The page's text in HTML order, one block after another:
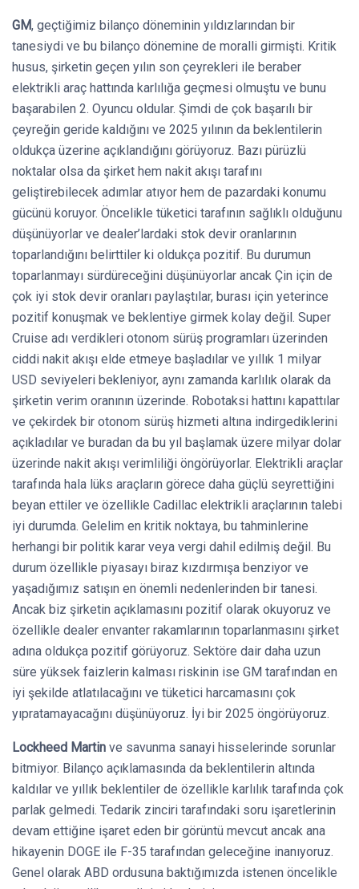
GM, geçtiğimiz bilanço döneminin yıldızlarından bir
tanesiydi ve bu bilanço dönemine de moralli girmişti. Kritik
husus, şirketin geçen yılın son çeyrekleri ile beraber
elektrikli araç hattında karlılığa geçmesi olmuştu ve bunu
başarabilen 2. Oyuncu oldular. Şimdi de çok başarılı bir
çeyreğin geride kaldığını ve 2025 yılının da beklentilerin
oldukça üzerine açıklandığını görüyoruz. Bazı pürüzlü
noktalar olsa da şirket hem nakit akışı tarafını
geliştirebilecek adımlar atıyor hem de pazardaki konumu
gücünü koruyor. Öncelikle tüketici tarafının sağlıklı olduğunu
düşünüyorlar ve dealer’lardaki stok devir oranlarının
toparlandığını belirttiler ki oldukça pozitif. Bu durumun
toparlanmayı sürdüreceğini düşünüyorlar ancak Çin için de
çok iyi stok devir oranları paylaştılar, burası için yeterince
pozitif konuşmak ve beklentiye girmek kolay değil. Super
Cruise adı verdikleri otonom sürüş programları üzerinden
ciddi nakit akışı elde etmeye başladılar ve yıllık 1 milyar
USD seviyeleri bekleniyor, aynı zamanda karlılık olarak da
şirketin verim oranının üzerinde. Robotaksi hattını kapattılar
ve çekirdek bir otonom sürüş hizmeti altına indirgediklerini
açıkladılar ve buradan da bu yıl başlamak üzere milyar dolar
üzerinde nakit akışı verimliliği öngörüyorlar. Elektrikli araçlar
tarafında hala lüks araçların görece daha güçlü seyrettiğini
beyan ettiler ve özellikle Cadillac elektrikli araçlarının talebi
iyi durumda. Gelelim en kritik noktaya, bu tahminlerine
herhangi bir politik karar veya vergi dahil edilmiş değil. Bu
durum özellikle piyasayı biraz kızdırmışa benziyor ve
yaşadığımız satışın en önemli nedenlerinden bir tanesi.
Ancak biz şirketin açıklamasını pozitif olarak okuyoruz ve
özellikle dealer envanter rakamlarının toparlanmasını şirket
adına oldukça pozitif görüyoruz. Sektöre dair daha uzun
süre yüksek faizlerin kalması riskinin ise GM tarafından en
iyi şekilde atlatılacağını ve tüketici harcamasını çok
yıpratamayacağını düşünüyoruz. İyi bir 2025 öngörüyoruz.
Lockheed Martin ve savunma sanayi hisselerinde sorunlar
bitmiyor. Bilanço açıklamasında da beklentilerin altında
kaldılar ve yıllık beklentiler de özellikle karlılık tarafında çok
parlak gelmedi. Tedarik zinciri tarafındaki soru işaretlerinin
devam ettiğine işaret eden bir görüntü mevcut ancak ana
hikayenin DOGE ile F-35 tarafından geleceğine inanıyoruz.
Genel olarak ABD ordusuna baktığımızda istenen öncelikle